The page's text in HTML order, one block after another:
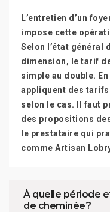
L’entretien d’un
impose cette
Selon l’état général
dimension, le tarif
simple au double.
appliquent des tarifs
selon le cas. Il faut
des propositions
le prestataire qui
comme Artisan
À quelle période
de cheminée ?